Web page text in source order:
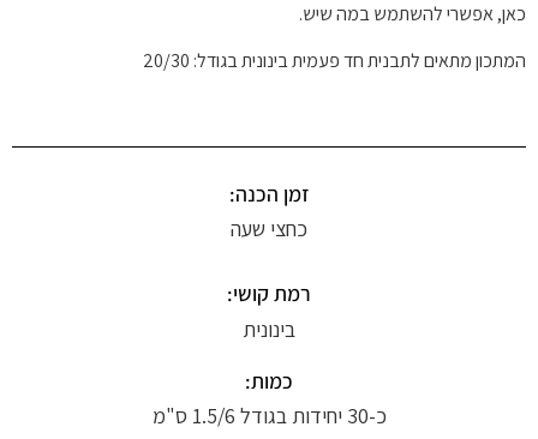
כאן, אפשרי להשתמש במה שיש.
המתכון מתאים לתבנית חד פעמית בינונית בגודל: 20/30
זמן הכנה:
כחצי שעה
רמת קושי:
בינונית
כמות:
כ-30 יחידות בגודל 1.5/6 ס"מ